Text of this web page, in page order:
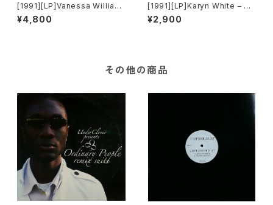
[1991][LP]Vanessa William
s – The Comfort Zone [Win
g Records / Mercury]
¥4,800
[1991][LP]Karyn White – Rit
ual Of Love [Warner Bros.
Records]
¥2,900
その他の商品